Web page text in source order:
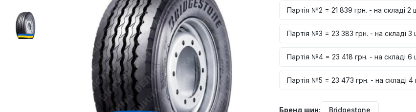
Партія №2 = 21 839 грн. - на складі 2
Партія №3 = 23 383 грн. - на складі 3
Партія №4 = 23 418 грн. - на складі 6
Партія №5 = 23 473 грн. - на складі 4
Бренд шин: Bridgestone